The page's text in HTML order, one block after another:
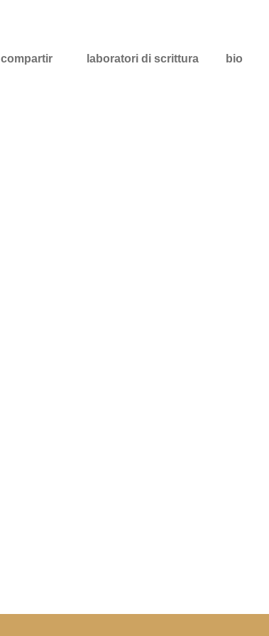
compartir laboratori di scrittura bio